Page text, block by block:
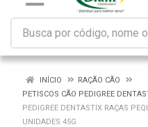
INÍCIO
RAÇÃO CÃO
PETISCOS CÃO PEDIGREE
PEDIGREE DENTASTIX RAÇAS
UNIDADES 45G